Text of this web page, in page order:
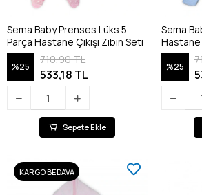
Sema Baby Prenses Lüks 5
Parça Hastane Çıkışı Zıbın Seti
%25
710,90 TL
533,18 TL
Sepete Ekle
Sema
Hastane
%25
KARGO BEDAVA